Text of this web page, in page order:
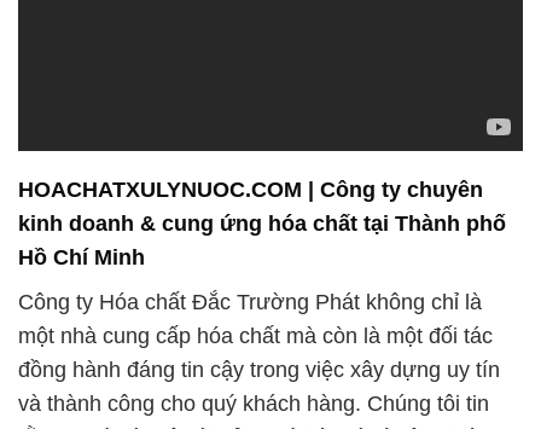
HOACHATXULYNUOC.COM | Công ty chuyên
kinh doanh & cung ứng hóa chất tại Thành phố
Hồ Chí Minh
Công ty Hóa chất Đắc Trường Phát không chỉ là
một nhà cung cấp hóa chất mà còn là một đối tác
đồng hành đáng tin cậy trong việc xây dựng uy tín
và thành công cho quý khách hàng. Chúng tôi tin